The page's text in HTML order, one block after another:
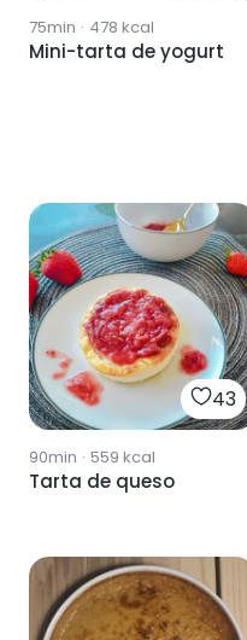
75min · 478 kcal
Mini-tarta de yogurt
43
90min · 559 kcal
Tarta de queso